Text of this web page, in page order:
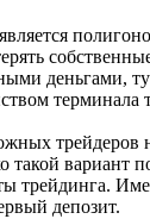
деньгами,
терминала
трейдеров
такой вариант
трейдинга.
депозит.